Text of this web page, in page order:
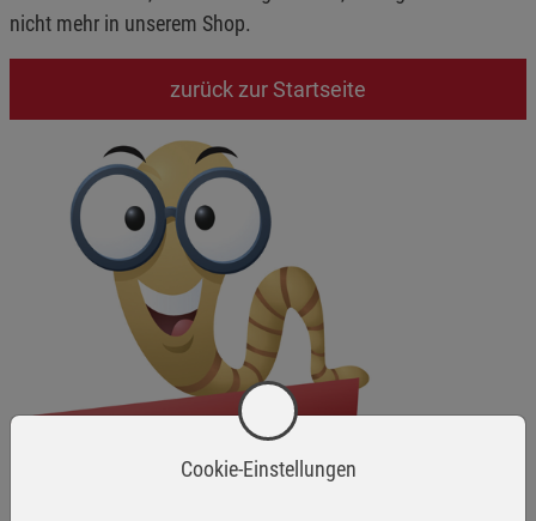
nicht mehr in unserem Shop.
zurück zur Startseite
Cookie-Einstellungen